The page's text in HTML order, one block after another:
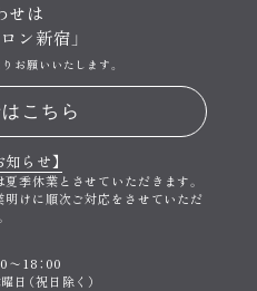
せは
ン新宿」
お願いいたします。
こちら
らせ】
夏季休業とさせていただきます。
明けに順次ご対応をさせていただ
〜18：00
日（祝日除く）